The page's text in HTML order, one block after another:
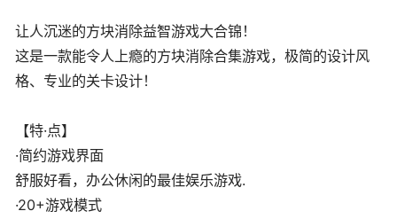
让人沉迷的方块消除益智游戏大合锦！
这是一款能令人上瘾的方块消除合集游戏，极简的设计风
格、专业的关卡设计！
【特·点】
·简约游戏界面
舒服好看，办公休闲的最佳娱乐游戏.
·20+游戏模式